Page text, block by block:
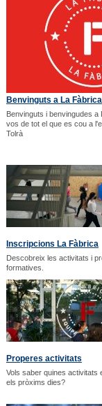
Benvinguts a La Fàbrica
Benvinguts i benvingudes
vos de tot el que es cou a
Tolrà
Inscripcions La Fàbrica
Descobreix les activitats i
formatives.
Properes activitats
Vols saber quines activitats
els pròxims dies?